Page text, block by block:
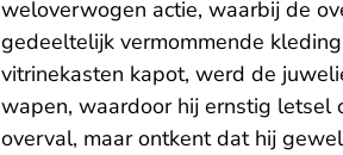
weloverwogen actie, waarbij de
gedeeltelijk vermommende
vitrinekasten kapot, werd de
wapen, waardoor hij ernstig letsel
overval, maar ontkent dat hij